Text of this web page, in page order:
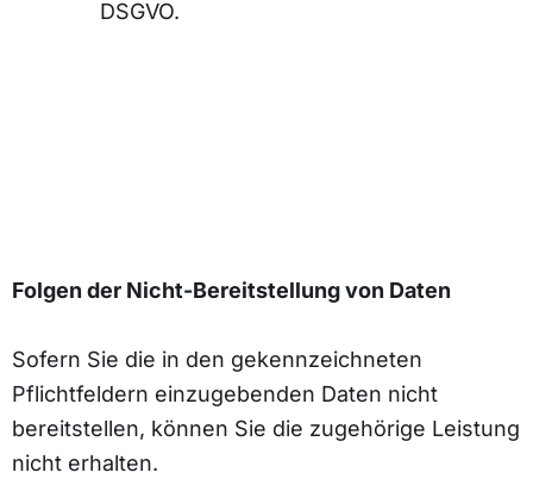
DSGVO.
Folgen der Nicht-Bereitstellung von Daten
Sofern Sie die in den gekennzeichneten
Pflichtfeldern einzugebenden Daten nicht
bereitstellen, können Sie die zugehörige Leistung
nicht erhalten.